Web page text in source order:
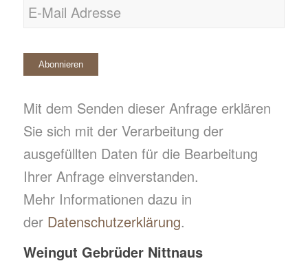
E-
Mail *
Abonnieren
Mit dem Senden dieser Anfrage erklären
Sie sich mit der Verarbeitung der
ausgefüllten Daten für die Bearbeitung
Ihrer Anfrage einverstanden.
Mehr Informationen dazu in
der Datenschutzerklärung.
Weingut Gebrüder Nittnaus